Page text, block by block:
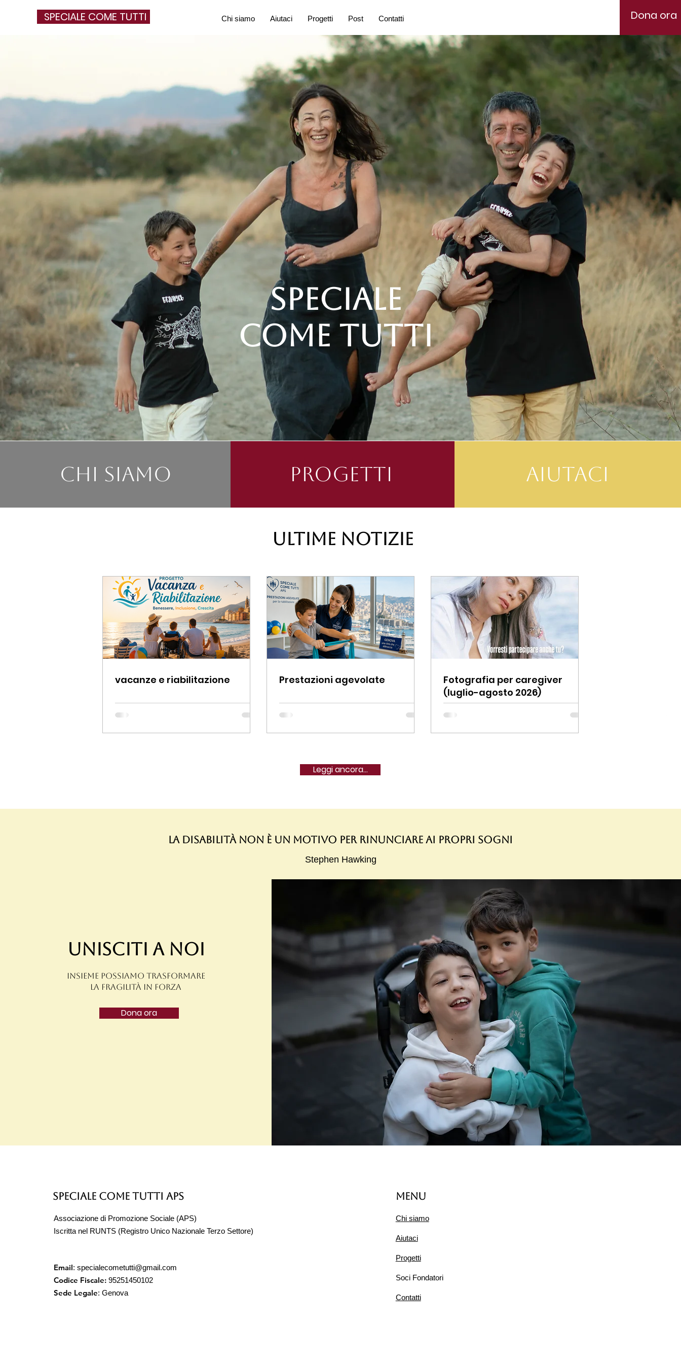
SPECIALE COME TUTTI Chi siamo Aiutaci Progetti Post Contatti Dona ora
Speciale
Come Tutti
Chi siamo Progetti Aiutaci
Ultime notizie
vacanze e riabilitazione Prestazioni agevolate
Fotografia per caregiver
(luglio-agosto 2026)
Leggi ancora...
La disabilità non è un motivo per rinunciare ai propri sogni
Stephen Hawking
Unisciti a noi
insieme possiamo trasformare
la fragilità in forza
Dona ora
Speciale Come Tutti APS
Associazione di Promozione Sociale (APS)
Iscritta nel RUNTS (Registro Unico Nazionale Terzo Settore)
Email: specialecometutti@gmail.com
Codice Fiscale: 95251450102
Sede Legale: Genova
Menu
Chi siamo
Aiutaci
Progetti
Soci Fondatori
Contatti